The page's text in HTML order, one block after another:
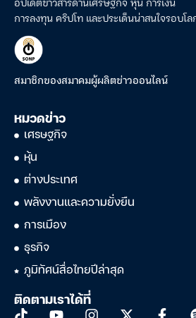
การลงทุน คริปโท และประเด็นน่าสนใจรอบโล
สมาชิกของสมาคมผู้ผลิตข่าวออนไลน์
หมวดข่าว
เศรษฐกิจ
หุ้น
ต่างประเทศ
พลังงานและความยั่งยืน
การเมือง
ธุรกิจ
ภูมิทัศน์สื่อไทยปีล่าสุด
ติดตามเราได้ที่